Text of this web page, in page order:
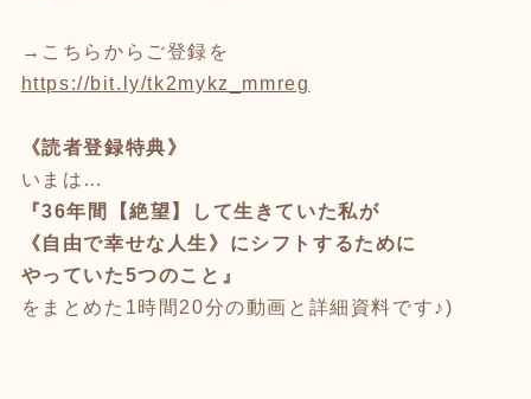
→こちらからご登録を
https://bit.ly/tk2mykz_mmreg
《読者登録特典》
いまは…
『36年間【絶望】して生きていた私が
《自由で幸せな人生》にシフトするために
やっていた5つのこと』
をまとめた1時間20分の動画と詳細資料です♪)